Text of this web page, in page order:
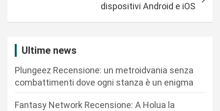
a
dispositivi Android e iOS
Ultime news
Plungeez Recensione: un metroidvania senza
combattimenti dove ogni stanza è un enigma
Fantasy Network Recensione: A Holua la